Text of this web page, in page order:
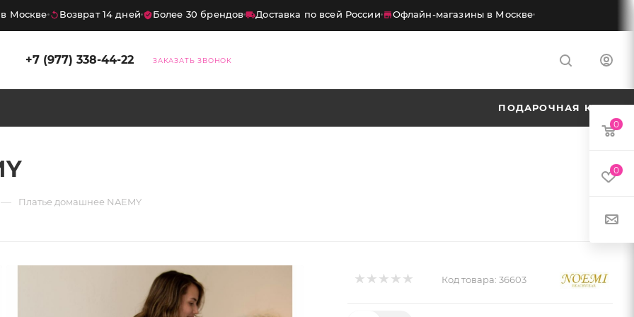
Возврат 14 дней Более 30 брендов Доставка по всей России Офлайн-магазины в Москве
+7 (977) 338-44-22 ЗАКАЗАТЬ ЗВОНОК
ПОДАРОЧНАЯ КАРТА
— Платье домашнее NAEMY
Код товара: 36603
0
0
на нашего бота — и получите
на скидку
товаров.